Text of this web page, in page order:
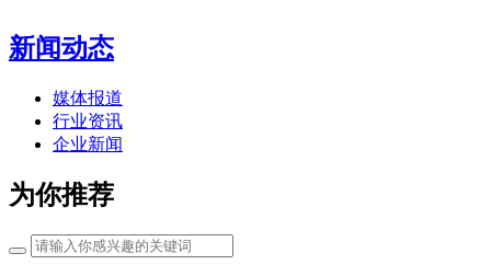
新闻动态
媒体报道
行业资讯
企业新闻
为你推荐